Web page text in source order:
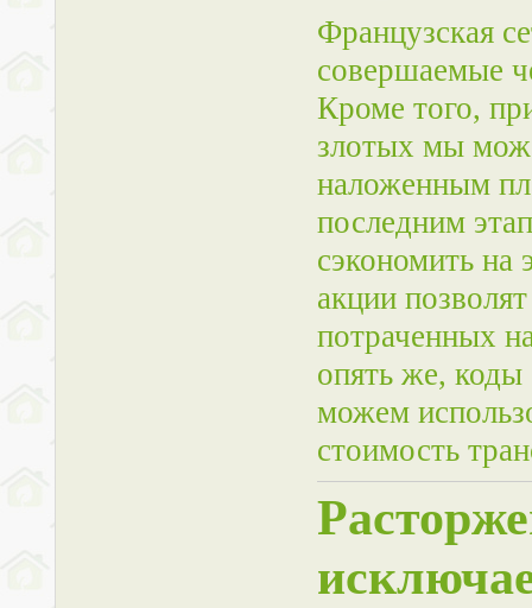
Французская
совершаемые
Кроме того,
злотых мы
наложенным
последним
сэкономить
акции
потраченных
опять же,
можем
стоимость